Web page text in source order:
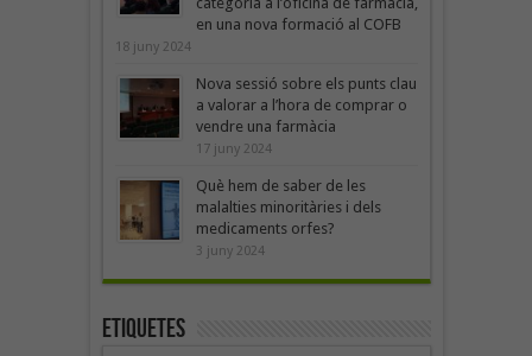
en una nova formació al COFB
18 juny 2024
Nova sessió sobre els punts clau
a valorar a l’hora de comprar o
vendre una farmàcia
17 juny 2024
Què hem de saber de les
malalties minoritàries i dels
medicaments orfes?
3 juny 2024
Etiquetes